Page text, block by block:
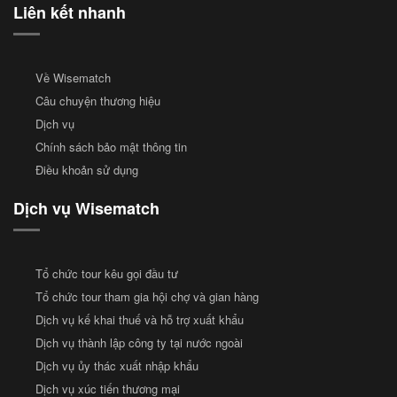
Liên kết nhanh
Về Wisematch
Câu chuyện thương hiệu
Dịch vụ
Chính sách bảo mật thông tin
Điều khoản sử dụng
Dịch vụ Wisematch
Tổ chức tour kêu gọi đầu tư
Tổ chức tour tham gia hội chợ và gian hàng
Dịch vụ kế khai thuế và hỗ trợ xuất khẩu
Dịch vụ thành lập công ty tại nước ngoài
Dịch vụ ủy thác xuất nhập khẩu
Dịch vụ xúc tiến thương mại